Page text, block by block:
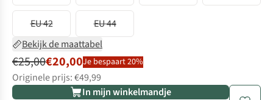
EU 42
EU 44
Bekijk de maattabel
€25,00€20,00Je bespaart 20%
Originele prijs: €49,99
In mijn winkelmandje